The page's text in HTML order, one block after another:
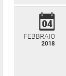
04
FEBBRAIO
2018